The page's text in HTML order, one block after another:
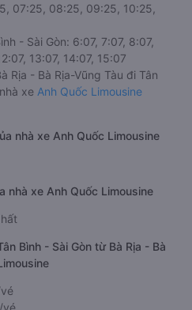
07:25, 08:25, 09:25, 10:25,
- Sài Gòn: 6:07, 7:07, 8:07,
13:07, 14:07, 15:07
Rịa - Bà Rịa-Vũng Tàu đi Tân
xe Anh Quốc Limousine
nhà xe Anh Quốc Limousine
nhà xe Anh Quốc Limousine
Bình - Sài Gòn từ Bà Rịa - Bà